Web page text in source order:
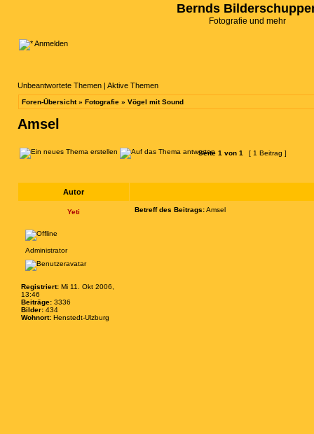
Bernds
Fotografie und mehr
Anmelden
Unbeantwortete Themen | Aktive Themen
Foren-Übersicht» Fotografie » Vögel mit Sound
Amsel
Seite 1 von 1 [ 1 Beitrag ]
Autor
Yeti Betreff des Beitrags:Amsel
Administrator
Registriert: Mi 11. Okt 2006,
13:46
Beiträge: 3336
Bilder: 434
Wohnort: Henstedt-Ulzburg